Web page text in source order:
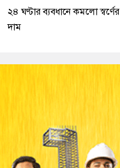
২৪ ঘণ্টার ব্যবধানে কমলো স্বর্ণের
দাম